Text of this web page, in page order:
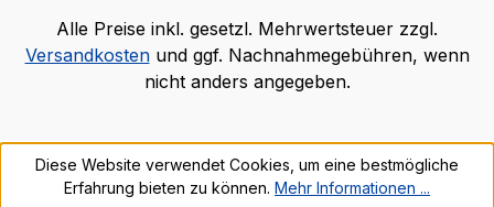
Alle Preise inkl. gesetzl. Mehrwertsteuer zzgl.
Versandkostenund ggf. Nachnahmegebühren, wenn
nicht anders angegeben.
Diese Website verwendet Cookies, um eine bestmögliche
Erfahrung bieten zu können. Mehr Informationen ...